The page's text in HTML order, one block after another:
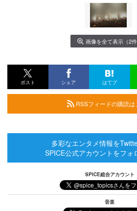
画像を全て表示（2件
ポスト シェア はてブ
RSSフィードの購読は
多彩なエンタメ情報を
SPICE公式アカウントをフォ
SPICE総合アカウント
音楽